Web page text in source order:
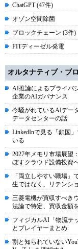
ChatGPT (47件)
オゾン空間除菌
ブロックチェーン (3件)
FITディーゼル発電
オルタナティブ・ブ
AI推論によるプライバ
企業のAIガバナンス
今騒がれているAIデー
データセンターの話
LinkedInで見る「鎖国
いる
2027年メモリ市場展望
ぼすクラウド設備投資
「両立しやすい職場
生ではなく、リテンシ
三菱電機が買収すべき
法論で特定、買収金額
フィジカルAI「物流テ
とプレイヤーまとめ
割と知られていない